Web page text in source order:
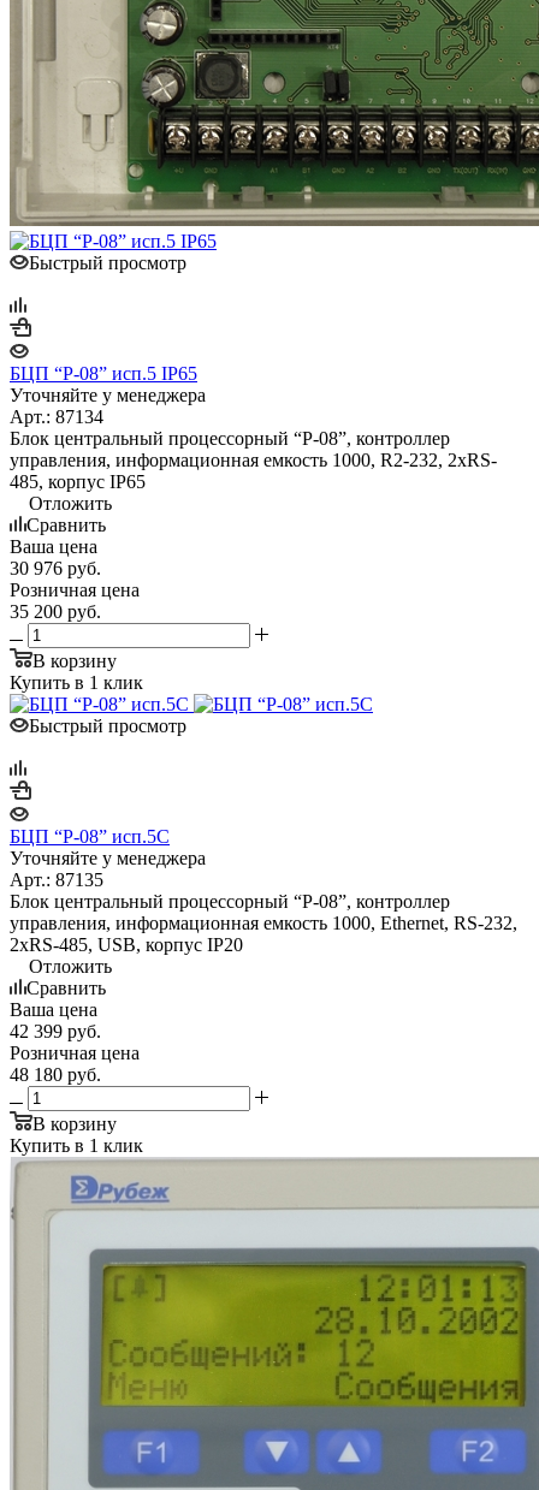
Быстрый просмотр
БЦП “Р-08” исп.5 IP65
Уточняйте у менеджера
Арт.: 87134
Блок центральный процессорный “Р-08”, контроллер
управления, информационная емкость 1000, R2-232, 2xRS-
485, корпус IP65
Отложить
Сравнить
Ваша цена
30 976 руб.
Розничная цена
35 200 руб.
В корзину
Купить в 1 клик
Быстрый просмотр
БЦП “Р-08” исп.5С
Уточняйте у менеджера
Арт.: 87135
Блок центральный процессорный “Р-08”, контроллер
управления, информационная емкость 1000, Ethernet, RS-232,
2xRS-485, USB, корпус IP20
Отложить
Сравнить
Ваша цена
42 399 руб.
Розничная цена
48 180 руб.
В корзину
Купить в 1 клик